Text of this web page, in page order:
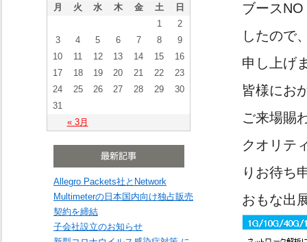
ブース
したので
申し上げ
皆様にお
ご来場賜
クオリテ
りお待
おもな出
月 火 水 木 金 土 日
« 3月
1
2
3
4 5 6 7 8
9
10
11 12 13 14 15
16
17
18 19 20 21 22
23
24
25 26 27 28 29
30
31
Allegro Packets社とNetwork
Multimeterの日本国内向け独占販売
契約を締結
子会社設立のお知らせ